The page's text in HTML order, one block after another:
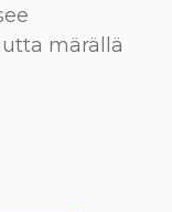
märällä